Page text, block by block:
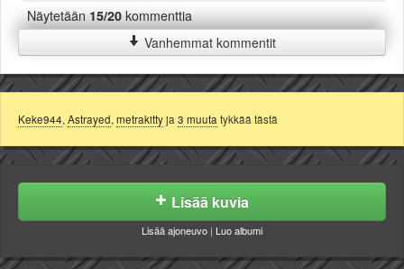
Näytetään15/20kommenttia
Vanhemmat kommentit
Keke944, Astrayed, metrakittyja 3 muuta tykkää tästä
Lisää kuvia
Lisää ajoneuvo | Luo albumi